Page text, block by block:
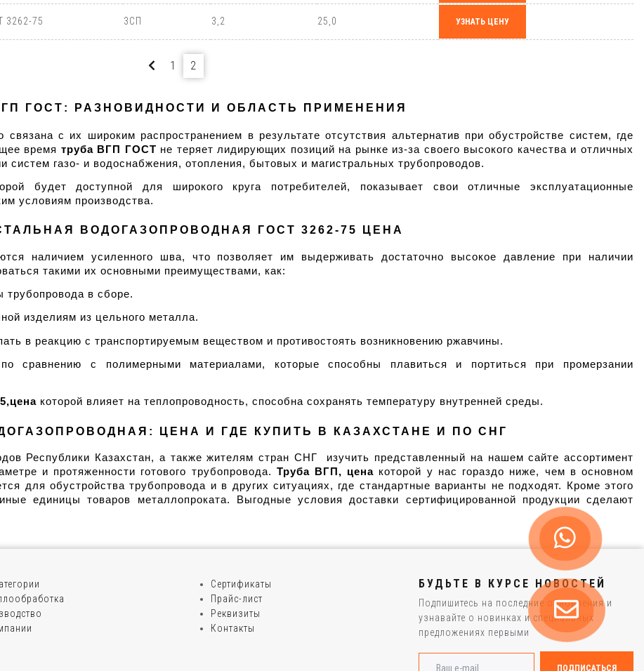
3262-75 3СП 3,2 25,0 УЗНАТЬ ЦЕНУ
1 2
ГОСТ: РАЗНОВИДНОСТИ И ОБЛАСТЬ ПРИМЕНЕНИЯ
с их широким распространением в результате отсутствия альтернатив при обустройстве систем, где
время труба ВГП ГОСТ не теряет лидирующих позиций на рынке из-за своего высокого качества и отличных
систем газо- и водоснабжения, отопления, бытовых и магистральных трубопроводов.
будет доступной для широкого круга потребителей, показывает свои отличные эксплуатационные
условиям производства.
ВОДОГАЗОПРОВОДНАЯ ГОСТ 3262-75 ЦЕНА
наличием усиленного шва, что позволяет им выдерживать достаточно высокое давление при наличии
такими их основными преимуществами, как:
трубопровода в сборе.
изделиям из цельного металла.
в реакцию с транспортируемым веществом и противостоять возникновению ржавчины.
сравнению с полимерными материалами, которые способны плавиться и портиться при промерзании
которой влияет на теплопроводность, способна сохранять температуру внутренней среды.
ЦЕНА И ГДЕ КУПИТЬ В КАЗАХСТАНЕ И ПО СНГ
Республики Казахстан, а также жителям стран СНГ  изучить представленный на нашем сайте ассортимент
и протяженности готового трубопровода. Труба ВГП, цена которой у нас гораздо ниже, чем в основном
для обустройства трубопровода и в других ситуациях, где стандартные варианты не подходят. Кроме этого
единицы товаров металлопроката. Выгодные условия доставки сертифицированной продукции сделают
Сертификаты
Прайс-лист
Реквизиты
Контакты
БУДЬТЕ В КУРСЕ НОВОСТЕЙ
Подпишитесь на последние обновления и
узнавайте о новинках и специальных
предложениях первыми